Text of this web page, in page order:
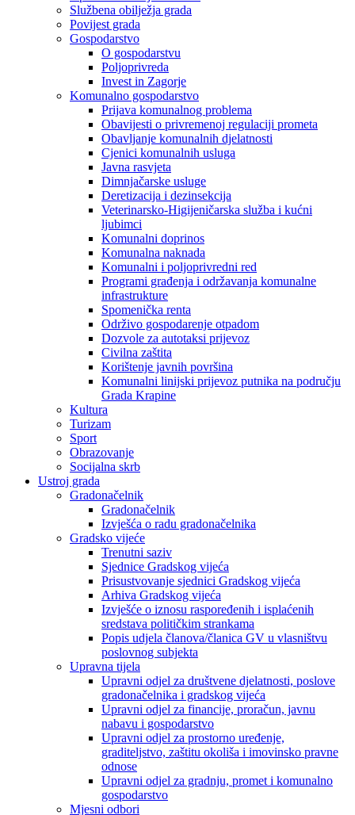
Službena obilježja grada
Povijest grada
Gospodarstvo
O gospodarstvu
Poljoprivreda
Invest in Zagorje
Komunalno gospodarstvo
Prijava komunalnog problema
Obavijesti o privremenoj regulaciji prometa
Obavljanje komunalnih djelatnosti
Cjenici komunalnih usluga
Javna rasvjeta
Dimnjačarske usluge
Deretizacija i dezinsekcija
Veterinarsko-Higijeničarska služba i kućni
ljubimci
Komunalni doprinos
Komunalna naknada
Komunalni i poljoprivredni red
Programi građenja i održavanja komunalne
infrastrukture
Spomenička renta
Održivo gospodarenje otpadom
Dozvole za autotaksi prijevoz
Civilna zaštita
Korištenje javnih površina
Komunalni linijski prijevoz putnika na području
Grada Krapine
Kultura
Turizam
Sport
Obrazovanje
Socijalna skrb
Ustroj grada
Gradonačelnik
Gradonačelnik
Izvješća o radu gradonačelnika
Gradsko vijeće
Trenutni saziv
Sjednice Gradskog vijeća
Prisustvovanje sjednici Gradskog vijeća
Arhiva Gradskog vijeća
Izvješće o iznosu raspoređenih i isplaćenih
sredstava političkim strankama
Popis udjela članova/članica GV u vlasništvu
poslovnog subjekta
Upravna tijela
Upravni odjel za društvene djelatnosti, poslove
gradonačelnika i gradskog vijeća
Upravni odjel za financije, proračun, javnu
nabavu i gospodarstvo
Upravni odjel za prostorno uređenje,
graditeljstvo, zaštitu okoliša i imovinsko pravne
odnose
Upravni odjel za gradnju, promet i komunalno
gospodarstvo
Mjesni odbori